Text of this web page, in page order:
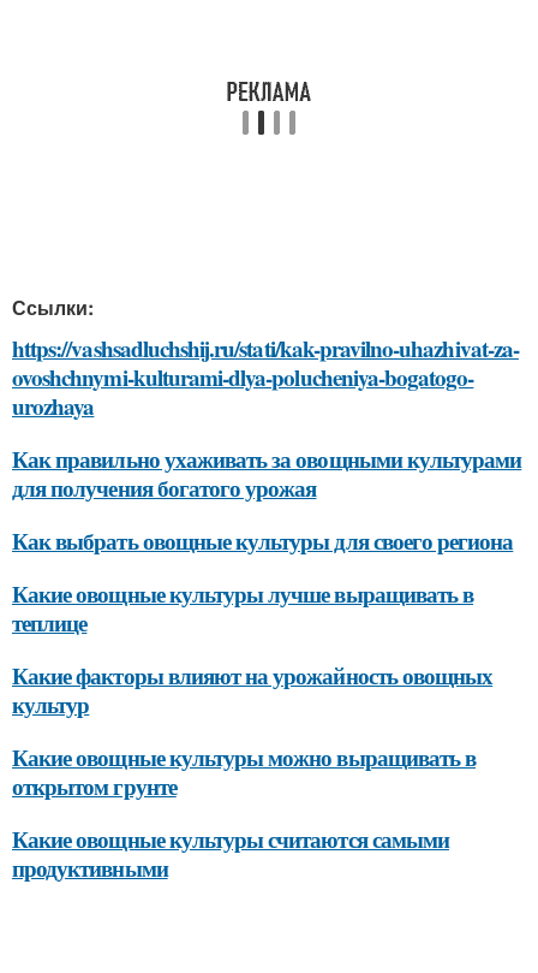
Ссылки:
https://vashsadluchshij.ru/stati/kak-pravilno-uhazhivat-za-
ovoshchnymi-kulturami-dlya-polucheniya-bogatogo-
urozhaya
Как правильно ухаживать за овощными культурами
для получения богатого урожая
Как выбрать овощные культуры для своего региона
Какие овощные культуры лучше выращивать в
теплице
Какие факторы влияют на урожайность овощных
культур
Какие овощные культуры можно выращивать в
открытом грунте
Какие овощные культуры считаются самыми
продуктивными